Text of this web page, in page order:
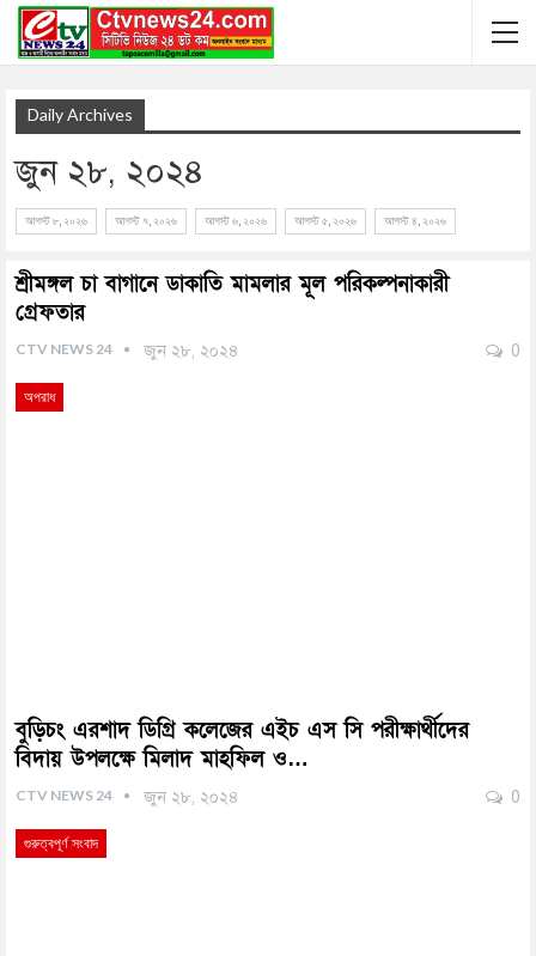
Daily Archives
জুন ২৮, ২০২৪
আগস্ট ৮, ২০২৬ আগস্ট ৭, ২০২৬ আগস্ট ৬, ২০২৬ আগস্ট ৫, ২০২৬ আগস্ট ৪, ২০২৬
শ্রীমঙ্গল চা বাগানে ডাকাতি মামলার মূল পরিকল্পনাকারী
গ্রেফতার
CTV NEWS 24 জুন ২৮, ২০২৪ 0
অপরাধ
বুড়িচং এরশাদ ডিগ্রি কলেজের এইচ এস সি পরীক্ষার্থীদের
বিদায় উপলক্ষে মিলাদ মাহফিল ও…
CTV NEWS 24 জুন ২৮, ২০২৪ 0
গুরুত্বপূর্ণ সংবাদ